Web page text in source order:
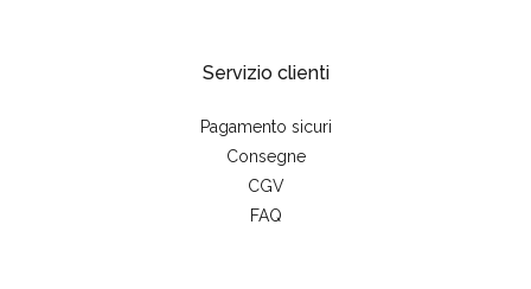
Servizio clienti
Pagamento sicuri
Consegne
CGV
FAQ